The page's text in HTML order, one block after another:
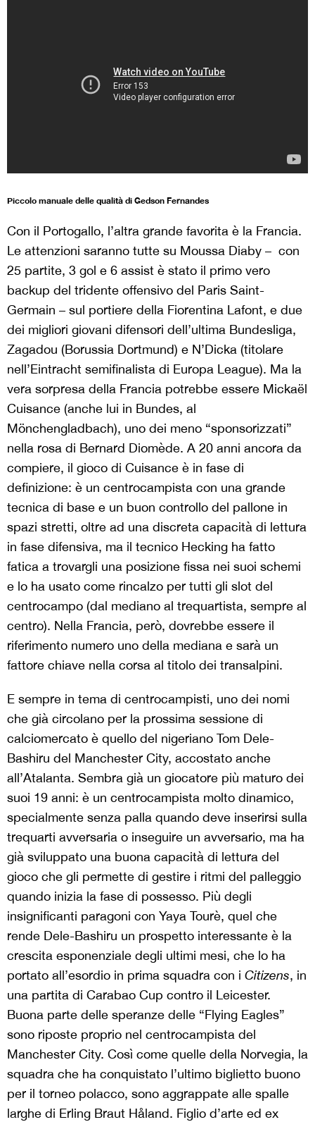
Piccolo manuale delle qualità di Gedson Fernandes
Con il Portogallo, l’altra grande favorita è la Francia.
Le attenzioni saranno tutte su Moussa Diaby – con
25 partite, 3 gol e 6 assist è stato il primo vero
backup del tridente offensivo del Paris Saint-
Germain – sul portiere della Fiorentina Lafont, e due
dei migliori giovani difensori dell’ultima Bundesliga,
Zagadou (Borussia Dortmund) e N’Dicka (titolare
nell’Eintracht semifinalista di Europa League). Ma la
vera sorpresa della Francia potrebbe essere Mickaël
Cuisance (anche lui in Bundes, al
Mönchengladbach), uno dei meno “sponsorizzati”
nella rosa di Bernard Diomède. A 20 anni ancora da
compiere, il gioco di Cuisance è in fase di
definizione: è un centrocampista con una grande
tecnica di base e un buon controllo del pallone in
spazi stretti, oltre ad una discreta capacità di lettura
in fase difensiva, ma il tecnico Hecking ha fatto
fatica a trovargli una posizione fissa nei suoi schemi
e lo ha usato come rincalzo per tutti gli slot del
centrocampo (dal mediano al trequartista, sempre al
centro). Nella Francia, però, dovrebbe essere il
riferimento numero uno della mediana e sarà un
fattore chiave nella corsa al titolo dei transalpini.
E sempre in tema di centrocampisti, uno dei nomi
che già circolano per la prossima sessione di
calciomercato è quello del nigeriano Tom Dele-
Bashiru del Manchester City, accostato anche
all’Atalanta. Sembra già un giocatore più maturo dei
suoi 19 anni: è un centrocampista molto dinamico,
specialmente senza palla quando deve inserirsi sulla
trequarti avversaria o inseguire un avversario, ma ha
già sviluppato una buona capacità di lettura del
gioco che gli permette di gestire i ritmi del palleggio
quando inizia la fase di possesso. Più degli
insignificanti paragoni con Yaya Tourè, quel che
rende Dele-Bashiru un prospetto interessante è la
crescita esponenziale degli ultimi mesi, che lo ha
portato all’esordio in prima squadra con i Citizens, in
una partita di Carabao Cup contro il Leicester.
Buona parte delle speranze delle “Flying Eagles”
sono riposte proprio nel centrocampista del
Manchester City. Così come quelle della Norvegia, la
squadra che ha conquistato l’ultimo biglietto buono
per il torneo polacco, sono aggrappate alle spalle
larghe di Erling Braut Håland. Figlio d’arte ed ex